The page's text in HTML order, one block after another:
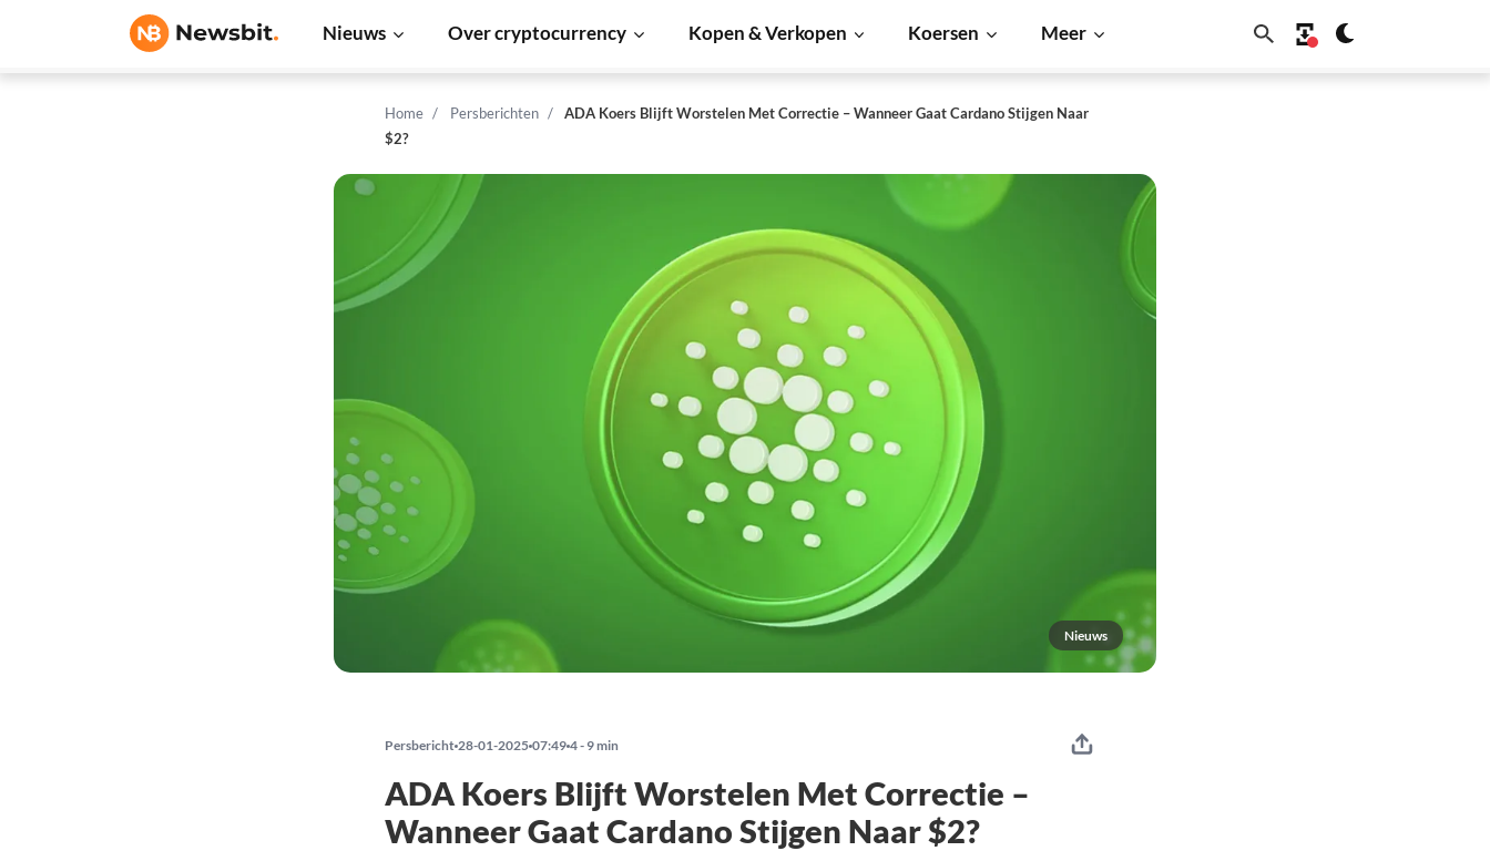
Nieuws Over cryptocurrency Kopen & Verkopen Koersen Meer
Home Persberichten
ADA Koers Blijft Worstelen Met Correctie – Wanneer Gaat Cardano Stijgen Naar
$2?
Nieuws
Persbericht 28-01-2025 07:49 4 - 9 min
ADA Koers Blijft Worstelen Met Correctie –
Wanneer Gaat Cardano Stijgen Naar $2?